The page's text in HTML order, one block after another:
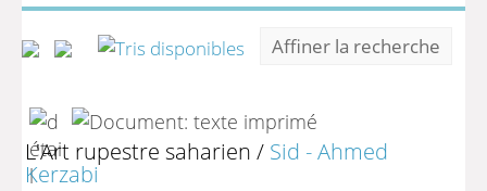
Affiner la recherche
L'Art rupestre saharien / Sid - Ahmed
Kerzabi